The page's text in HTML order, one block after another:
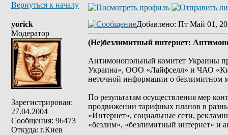
Вернуться к началу
yorick
Модератор
Зарегистрирован:
27.04.2004
Сообщения: 96473
Откуда: г.Киев
Добавлено: Пт Май 01,
(Не)безлимитный интернет:
Антимонопольный комитет Украины
Украина», ООО «Лайфселл» и ЧАО
неточной информации о безлимитном
По результатам осуществления мер
продвижении тарифных планов в
«Интернет», социальные сети,
«безлим», «безлимитный интернет» и